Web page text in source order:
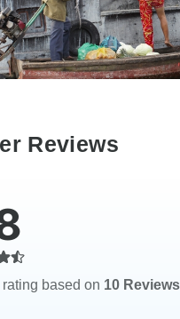
Reviews
based on 10 Reviews